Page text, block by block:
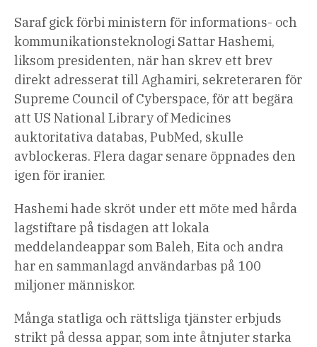
Saraf gick förbi ministern för informations- och
kommunikationsteknologi Sattar Hashemi,
liksom presidenten, när han skrev ett brev
direkt adresserat till Aghamiri, sekreteraren för
Supreme Council of Cyberspace, för att begära
att US National Library of Medicines
auktoritativa databas, PubMed, skulle
avblockeras. Flera dagar senare öppnades den
igen för iranier.
Hashemi hade skröt under ett möte med hårda
lagstiftare på tisdagen att lokala
meddelandeappar som Baleh, Eita och andra
har en sammanlagd användarbas på 100
miljoner människor.
Många statliga och rättsliga tjänster erbjuds
strikt på dessa appar, som inte åtnjuter starka